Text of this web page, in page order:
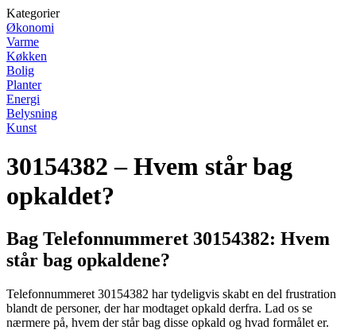
Kategorier
Økonomi
Varme
Køkken
Bolig
Planter
Energi
Belysning
Kunst
30154382 – Hvem står bag
opkaldet?
Bag Telefonnummeret 30154382: Hvem
står bag opkaldene?
Telefonnummeret 30154382 har tydeligvis skabt en del frustration
blandt de personer, der har modtaget opkald derfra. Lad os se
nærmere på, hvem der står bag disse opkald og hvad formålet er.